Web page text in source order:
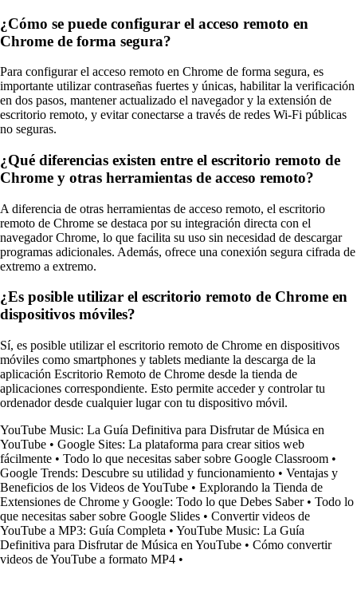
¿Cómo se puede configurar el acceso remoto en
Chrome de forma segura?
Para configurar el acceso remoto en Chrome de forma segura, es
importante utilizar contraseñas fuertes y únicas, habilitar la verificación
en dos pasos, mantener actualizado el navegador y la extensión de
escritorio remoto, y evitar conectarse a través de redes Wi-Fi públicas
no seguras.
¿Qué diferencias existen entre el escritorio remoto de
Chrome y otras herramientas de acceso remoto?
A diferencia de otras herramientas de acceso remoto, el escritorio
remoto de Chrome se destaca por su integración directa con el
navegador Chrome, lo que facilita su uso sin necesidad de descargar
programas adicionales. Además, ofrece una conexión segura cifrada de
extremo a extremo.
¿Es posible utilizar el escritorio remoto de Chrome en
dispositivos móviles?
Sí, es posible utilizar el escritorio remoto de Chrome en dispositivos
móviles como smartphones y tablets mediante la descarga de la
aplicación Escritorio Remoto de Chrome desde la tienda de
aplicaciones correspondiente. Esto permite acceder y controlar tu
ordenador desde cualquier lugar con tu dispositivo móvil.
YouTube Music: La Guía Definitiva para Disfrutar de Música en
YouTube • Google Sites: La plataforma para crear sitios web
fácilmente • Todo lo que necesitas saber sobre Google Classroom •
Google Trends: Descubre su utilidad y funcionamiento • Ventajas y
Beneficios de los Videos de YouTube • Explorando la Tienda de
Extensiones de Chrome y Google: Todo lo que Debes Saber• Todo lo
que necesitas saber sobre Google Slides • Convertir videos de
YouTube a MP3: Guía Completa • YouTube Music: La Guía
Definitiva para Disfrutar de Música en YouTube • Cómo convertir
videos de YouTube a formato MP4 •